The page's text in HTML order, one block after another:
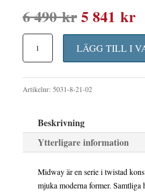
6 490krDet
priset
var:
6
5 841 kr
5
FÅTÖLJ
BEIGE/SAND
mängd
LÄGG TILL I
Artikelnr: 5031-8-21-02
Beskrivning
Ytterligare information
Midway är en serie i twistad
mjuka moderna former. Samtliga